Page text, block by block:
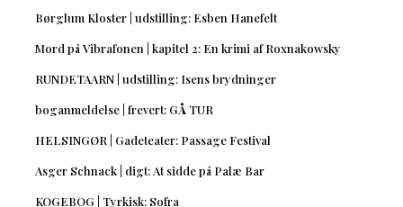
Børglum Kloster | udstilling: Esben Hanefelt
Mord på Vibrafonen | kapitel 2: En krimi af Roxnakowsky
RUNDETAARN | udstilling: Isens brydninger
boganmeldelse | frevert: GÅ TUR
HELSINGØR | Gadeteater: Passage Festival
Asger Schnack | digt: At sidde på Palæ Bar
KOGEBOG | Tyrkisk: Sofra